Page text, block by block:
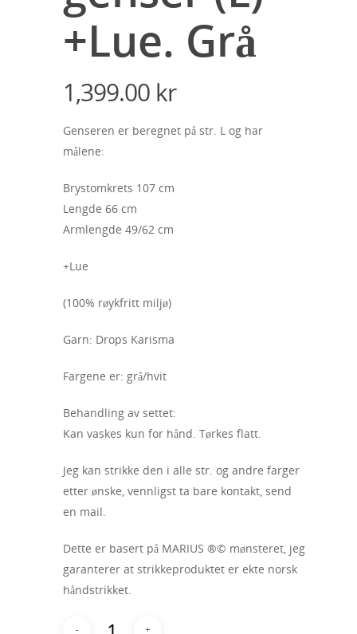
+Lue. Grå
1,399.00 kr
Genseren er beregnet på str. L og har
målene:
Brystomkrets 107 cm
Lengde 66 cm
Armlengde 49/62 cm
+Lue
(100% røykfritt miljø)
Garn: Drops Karisma
Fargene er: grå/hvit
Behandling av settet:
Kan vaskes kun for hånd. Tørkes flatt.
Jeg kan strikke den i alle str. og andre farger
etter ønske, vennligst ta bare kontakt, send
en mail.
Dette er basert på MARIUS ®© mønsteret, jeg
garanterer at strikkeproduktet er ekte norsk
håndstrikket.